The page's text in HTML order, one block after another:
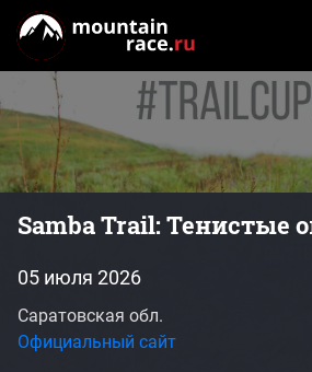
Samba Trail: Тенистые
05 июля 2026
Саратовская обл.
Официальный сайт